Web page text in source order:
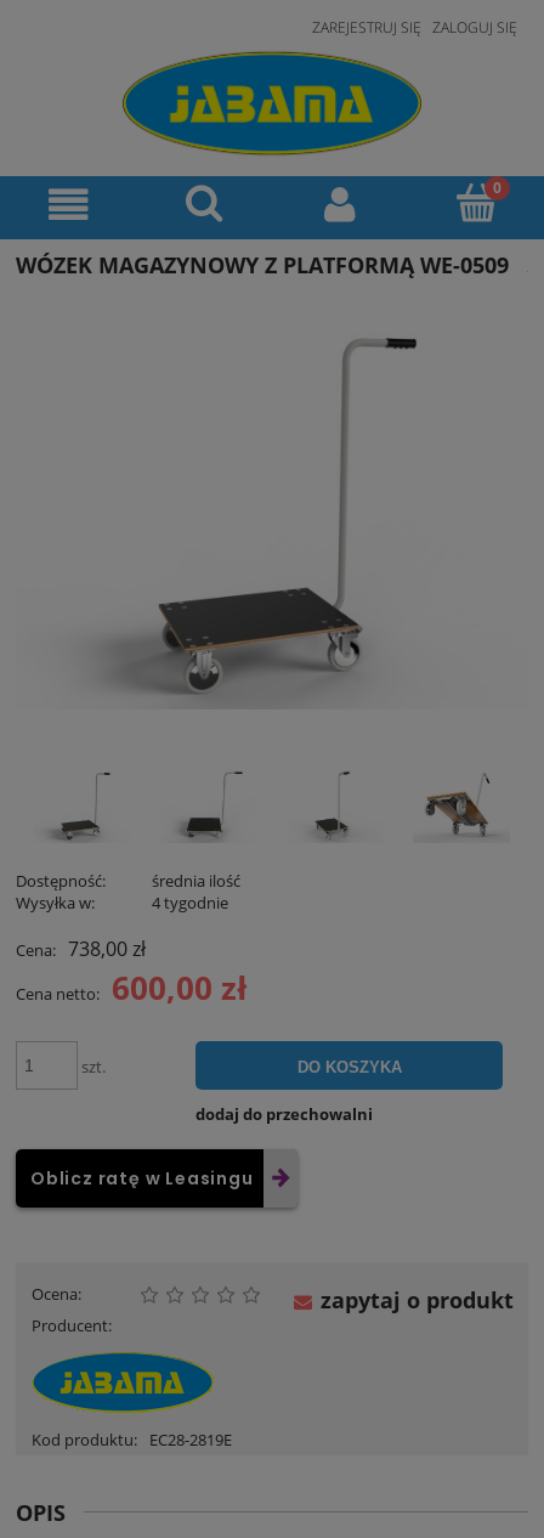
ZAREJESTRUJ SIĘ ZALOGUJ SIĘ
WÓZEK MAGAZYNOWY Z PLATFORMĄ WE-0509
Dostępność:
średnia ilość
Wysyłka w:
4 tygodnie
Cena: 738,00 zł
Cena netto: 600,00 zł
szt. DO KOSZYKA
dodaj do przechowalni
Oblicz ratę w Leasingu
Ocena:
Producent:
Kod produktu: EC28-2819E
zapytaj o produkt
OPIS